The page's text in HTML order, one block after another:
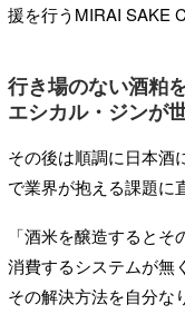
援を行うMIRAI SAKE
行き場のない酒粕
エシカル・ジンが
その後は順調に日本酒
で業界が抱える課題に
「酒米を醸造すると
消費するシステムが無
その解決方法を自分な